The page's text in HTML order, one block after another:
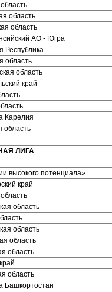
область
область
АО - Югра
Республика
область
область
край
Карелия
область
ЛИГА
высокого потенциала»
край
область
область
область
область
область
Башкортостан